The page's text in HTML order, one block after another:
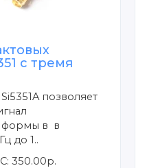
с тремя
позволяет
формы в в
до 1..
350.00р.